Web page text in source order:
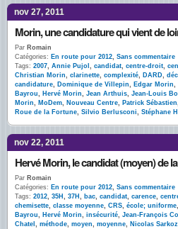
nov 27, 2011
Morin, une candidature qui vient de
Par Romain
Catégories: En route pour 2012, Sans commentaire
Tags: 2007, Annie Pujol , candidat, centre-droit,
Christian Morin, clarinette, complexité, DARD,
candidature, Dominique de Villepin, Edgar Morin,
Bayrou, Hervé Morin, Jean Arthuis, Jean-Louis
Morin, MoDem, Nouveau Centre, Patrick Sébastien,
Roue de la Fortune, Silvio Berlusconi, Stéphane
nov 22, 2011
Hervé Morin, le candidat (moyen) de
Par Romain
Catégories: En route pour 2012, Sans commentaire
Tags: 2012, 35H , 37H , bac, candidat, carence,
chemisette, classe moyenne, CRS, école; uniforme,
Bayrou, Hervé Morin, insécurité, Jean-François
Chatel , méthode, moyen, moyenne, Nicolas